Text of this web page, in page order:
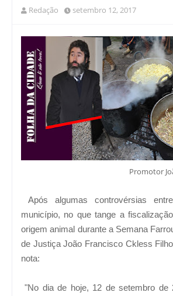
Redação setembro 12, 2017
Promotor
Após algumas controvérsias
município, no que tange a
origem animal durante a Semana
de Justiça João Francisco Ckless
nota:
"No dia de hoje, 12 de setembro de